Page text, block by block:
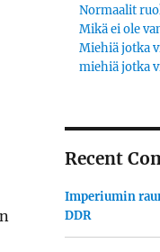
Normaalit
Mikä ei ole
Miehiä jotka
miehiä jotka
Recent
Imperiumin
DDR